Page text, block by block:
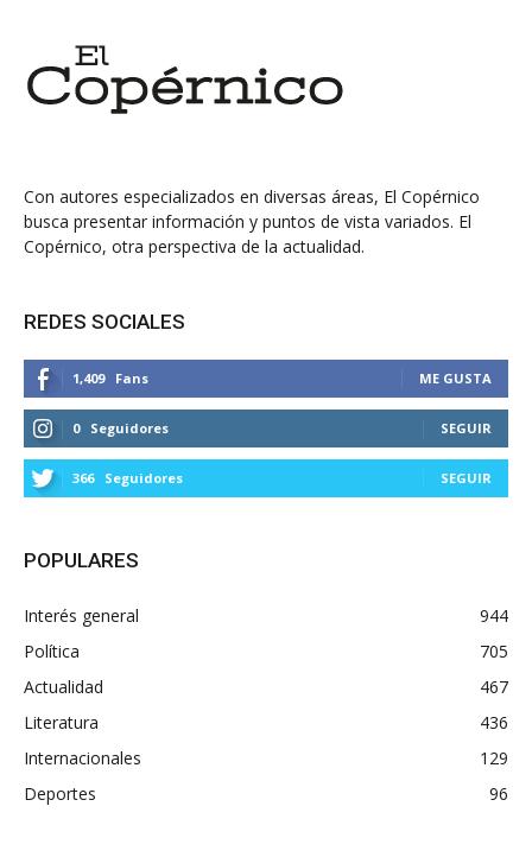
Con autores especializados en diversas áreas, El Copérnico
busca presentar información y puntos de vista variados. El
Copérnico, otra perspectiva de la actualidad.
REDES SOCIALES
1,409 Fans ME GUSTA
0 Seguidores SEGUIR
366 Seguidores SEGUIR
POPULARES
Interés general
944
Política
705
Actualidad
467
Literatura
436
Internacionales
129
Deportes
96